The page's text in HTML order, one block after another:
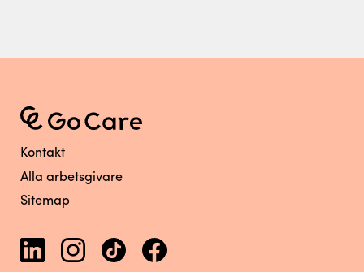
Kontakt
Alla arbetsgivare
Sitemap